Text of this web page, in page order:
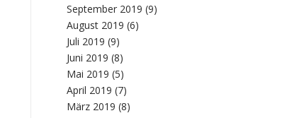
September 2019 (9)
August 2019 (6)
Juli 2019 (9)
Juni 2019 (8)
Mai 2019 (5)
April 2019 (7)
März 2019 (8)